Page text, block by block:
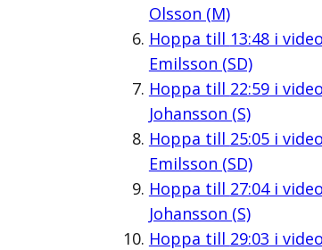
Olsson (M)
Hoppa till 13:48i
Emilsson (SD)
Hoppa till 22:59i
Johansson (S)
Hoppa till 25:05i
Emilsson (SD)
Hoppa till 27:04i
Johansson (S)
Hoppa till 29:03 i